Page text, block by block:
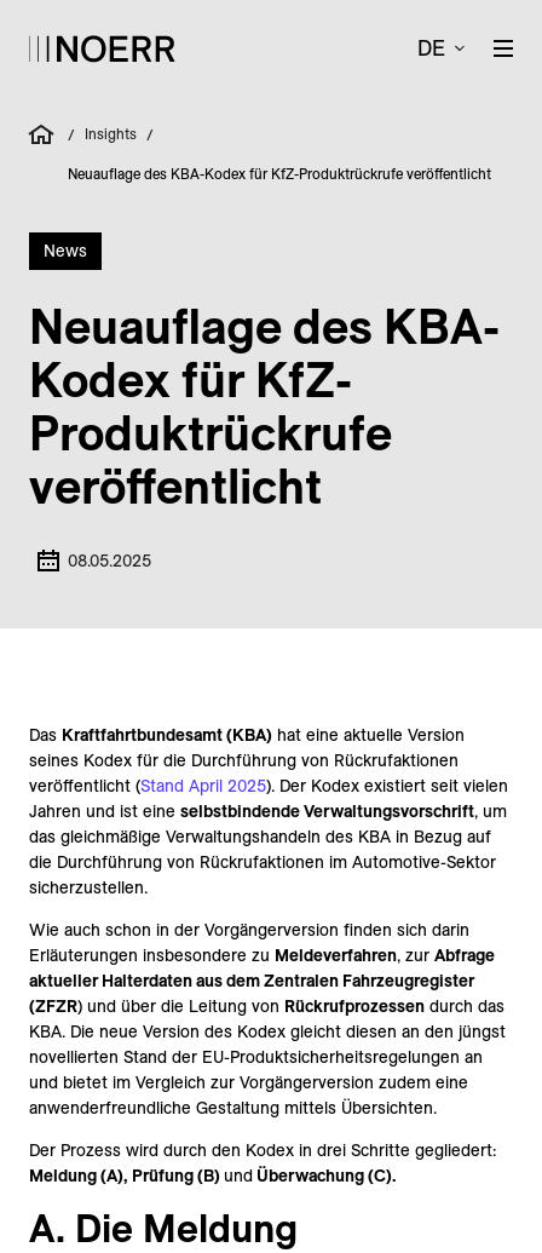
DE
/ Insights /
Neuauflage des KBA-Kodex für KfZ-Produktrückrufe veröffentlicht
News
Neuauf­lage des KBA-
Kodex für KfZ-
Produkt­rückrufe
veröffentlicht
08.05.2025
Das Kraftfahrtbundesamt (KBA) hat eine aktuelle Version
seines Kodex für die Durchführung von Rückrufaktionen
veröffentlicht (Stand April 2025). Der Kodex existiert seit vielen
Jahren und ist eine selbstbindende Verwaltungsvorschrift, um
das gleichmäßige Verwaltungshandeln des KBA in Bezug auf
die Durchführung von Rückrufaktionen im Automotive-Sektor
sicherzustellen.
Wie auch schon in der Vorgängerversion finden sich darin
Erläuterungen insbesondere zu Meldeverfahren, zur Abfrage
aktueller Halterdaten aus dem Zentralen Fahrzeugregister
(ZFZR) und über die Leitung von Rückrufprozessen durch das
KBA. Die neue Version des Kodex gleicht diesen an den jüngst
novellierten Stand der EU-Produktsicherheitsregelungen an
und bietet im Vergleich zur Vorgängerversion zudem eine
anwenderfreundliche Gestaltung mittels Übersichten.
Der Prozess wird durch den Kodex in drei Schritte gegliedert:
Meldung (A), Prüfung (B) und Überwachung (C).
A. Die Meldung